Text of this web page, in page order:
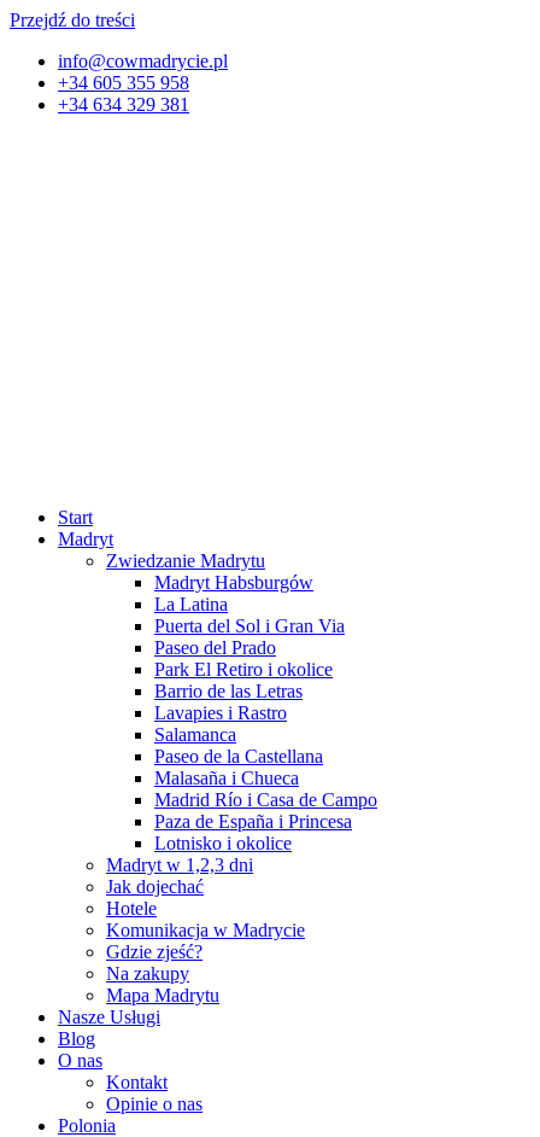
Przejdź do treści
info@cowmadrycie.pl
+34 605 355 958
+34 634 329 381​
Start
Madryt
Zwiedzanie Madrytu
Madryt Habsburgów
La Latina
Puerta del Sol i Gran Via
Paseo del Prado
Park El Retiro i okolice
Barrio de las Letras
Lavapies i Rastro
Salamanca
Paseo de la Castellana
Malasaña i Chueca
Madrid Río i Casa de Campo
Paza de España i Princesa
Lotnisko i okolice
Madryt w 1,2,3 dni
Jak dojechać
Hotele
Komunikacja w Madrycie
Gdzie zjeść?
Na zakupy
Mapa Madrytu
Nasze Usługi
Blog
O nas
Kontakt
Opinie o nas
Polonia